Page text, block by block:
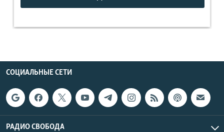
СОЦИАЛЬНЫЕ СЕТИ
РАДИО СВОБОДА